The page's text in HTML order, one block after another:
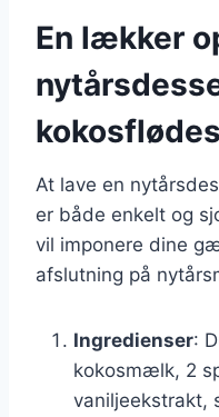
En lækker
At lave en
er både enkelt og
vil imponere dine
afslutning på
Ingredienser:
kokosmælk, 2
vaniljeekstrakt,